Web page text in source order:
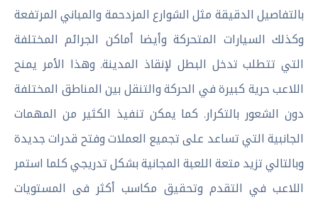
بالتفاصيل الدقيقة مثل الشوارع المزدحمة والمباني المرتفعة
وكذلك السيارات المتحركة وأيضا أماكن الجرائم المختلفة
التي تتطلب تدخل البطل لإنقاذ المدينة. وهذا الأمر يمنح
اللاعب حرية كبيرة في الحركة والتنقل بين المناطق المختلفة
دون الشعور بالتكرار. كما يمكن تنفيذ الكثير من المهمات
الجانبية التي تساعد على تجميع العملات وفتح قدرات جديدة
وبالتالي تزيد متعة اللعبة المجانية بشكل تدريجي كلما استمر
اللاعب في التقدم وتحقيق مكاسب أكثر فى المستويات